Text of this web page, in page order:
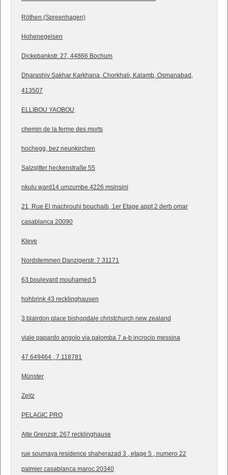
Röthen (Spreenhagen)
Hohenegelsen
Dickebankstr. 27, 44866 Bochum
Dharashiv Sakhar Karkhana, Chorkhali, Kalamb, Osmanabad,
413507
ELLIBOU YAOBOU
chemin de la ferme des morts
hochegg, bez neunkirchen
Salzgitter heckenstraße 55
nkulu ward14 umzumbe 4226 msinsini
21, Rue El machrouhi bouchaib, 1er Etage appt 2 derb omar
casablanca 20090
Kleve
Nordstemmen Danzigerstr. 7 31171
63 boulevard mouhamed 5
hohbrink 43 recklinghausen
3 blairdon place bishopdale christchurch new zealand
viale papardo angolo via palomba 7 a-b incrocio messina
47.649464 , 7.118781
Münster
Zeitz
PELAGIC PRO
Alte Grenzstr. 267 recklinghause
rue soumaya residence shaherazad 3 , etage 5 , numero 22
palmier casablanca maroc 20340